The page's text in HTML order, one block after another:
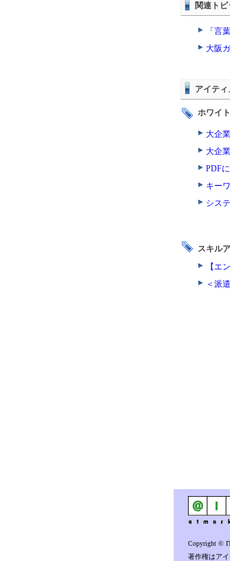
関連ト
「言
大阪
アイテ
ホワイ
大企
大企
PDF
キー
シス
スキル
【エ
＜派
Copyright ©
著作権はア